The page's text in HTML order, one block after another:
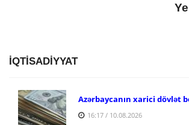
İQTİSADİYYAT
Azərbaycanın xarici dövlət
16:17 / 10.08.2026